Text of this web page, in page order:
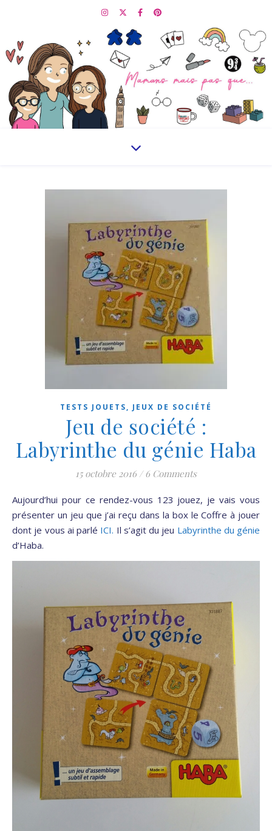
TESTS JOUETS, JEUX DE SOCIÉTÉ
Jeu de société :
Labyrinthe du génie Haba
15 octobre 2016 / 6 Comments
Aujourd’hui pour ce rendez-vous 123 jouez, je vais vous
présenter un jeu que j’ai reçu dans la box le Coffre à jouer
dont je vous ai parlé ICI. Il s’agit du jeu Labyrinthe du génie
d’Haba.